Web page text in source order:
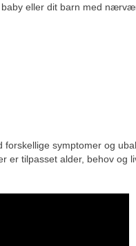
eller dit barn med
symptomer og
er tilpasset alder, behov og